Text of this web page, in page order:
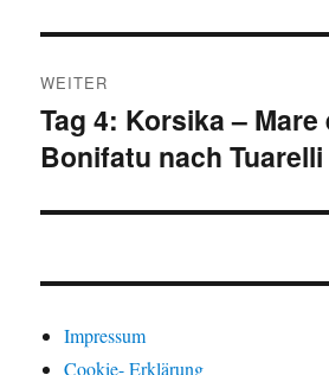
WEITER
Nächster
Beitrag:
Tag 4: Korsika –
Bonifatu nach Tuarelli
Impressum
Cookie- Erklärung